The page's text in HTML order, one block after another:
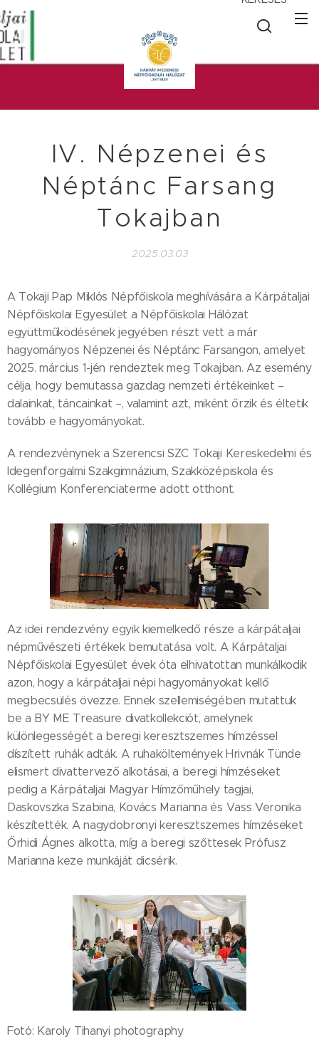
IV. Népzenei és
Néptánc Farsang
Tokajban
2025.03.03
A Tokaji Pap Miklós Népfőiskola meghívására a Kárpátaljai
Népfőiskolai Egyesület a Népfőiskolai Hálózat
együttműködésének jegyében részt vett a már
hagyományos Népzenei és Néptánc Farsangon, amelyet
2025. március 1-jén rendeztek meg Tokajban. Az esemény
célja, hogy bemutassa gazdag nemzeti értékeinket –
dalainkat, táncainkat –, valamint azt, miként őrzik és éltetik
tovább e hagyományokat.
A rendezvénynek a Szerencsi SZC Tokaji Kereskedelmi és
Idegenforgalmi Szakgimnázium, Szakközépiskola és
Kollégium Konferenciaterme adott otthont.
Az idei rendezvény egyik kiemelkedő része a kárpátaljai
népművészeti értékek bemutatása volt. A Kárpátaljai
Népfőiskolai Egyesület évek óta elhivatottan munkálkodik
azon, hogy a kárpátaljai népi hagyományokat kellő
megbecsülés övezze. Ennek szellemiségében mutattuk
be a BY ME Treasure divatkollekciót, amelynek
különlegességét a beregi keresztszemes hímzéssel
díszített ruhák adták. A ruhaköltemények Hrivnák Tünde
elismert divattervező alkotásai, a beregi hímzéseket
pedig a Kárpátaljai Magyar Hímzőműhely tagjai,
Daskovszka Szabina, Kovács Marianna és Vass Veronika
készítették. A nagydobronyi keresztszemes hímzéseket
Őrhidi Ágnes alkotta, míg a beregi szőttesek Prófusz
Marianna keze munkáját dicsérik.
Fotó: Karoly Tihanyi photography